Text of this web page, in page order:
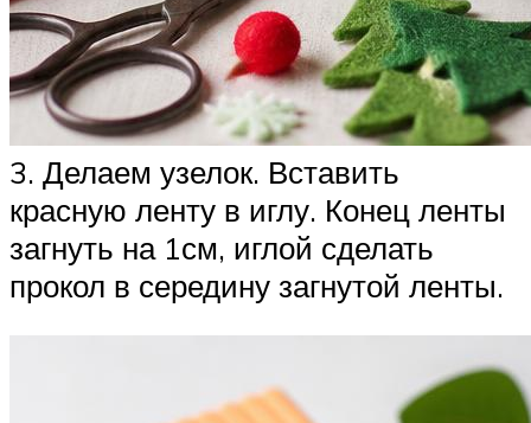
3. Делаем узелок. Вставить
красную ленту в иглу. Конец ленты
загнуть на 1см, иглой сделать
прокол в середину загнутой ленты.